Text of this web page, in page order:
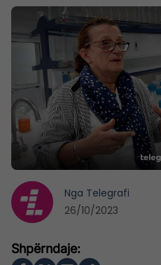
Nga Telegrafi
26/10/2023